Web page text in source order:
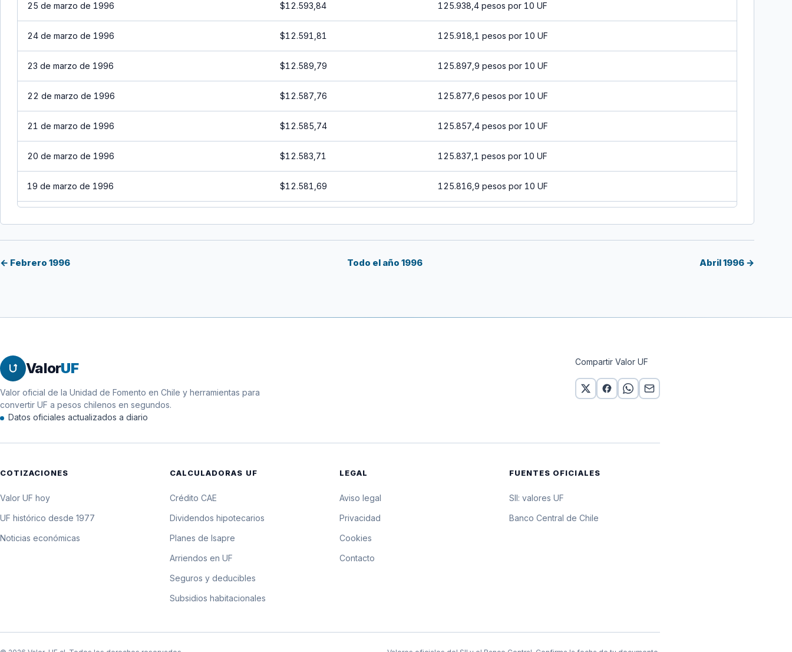
25 de marzo de 1996 $12.593,84 125.938,4 pesos por 10 UF
24 de marzo de 1996 $12.591,81 125.918,1 pesos por 10 UF
23 de marzo de 1996 $12.589,79 125.897,9 pesos por 10 UF
22 de marzo de 1996 $12.587,76 125.877,6 pesos por 10 UF
21 de marzo de 1996 $12.585,74 125.857,4 pesos por 10 UF
20 de marzo de 1996 $12.583,71 125.837,1 pesos por 10 UF
19 de marzo de 1996 $12.581,69 125.816,9 pesos por 10 UF
13 de marzo de 1996
12 de marzo de 1996
8 de marzo de 1996 125.601,6 pesos por 10 UF
← Febrero 1996 Todo el año 1996 Abril 1996 →
ValorUF
Valor oficial de la Unidad de Fomento en Chile y herramientas para
convertir UF a pesos chilenos en segundos.
Datos oficiales actualizados a diario
Compartir Valor UF
COTIZACIONES
Valor UF hoy
UF histórico desde 1977
Noticias económicas
CALCULADORAS UF
Crédito CAE
Dividendos hipotecarios
Planes de Isapre
Arriendos en UF
Seguros y deducibles
Subsidios habitacionales
LEGAL
Aviso legal
Privacidad
Cookies
Contacto
FUENTES OFICIALES
SII: valores UF
Banco Central de Chile